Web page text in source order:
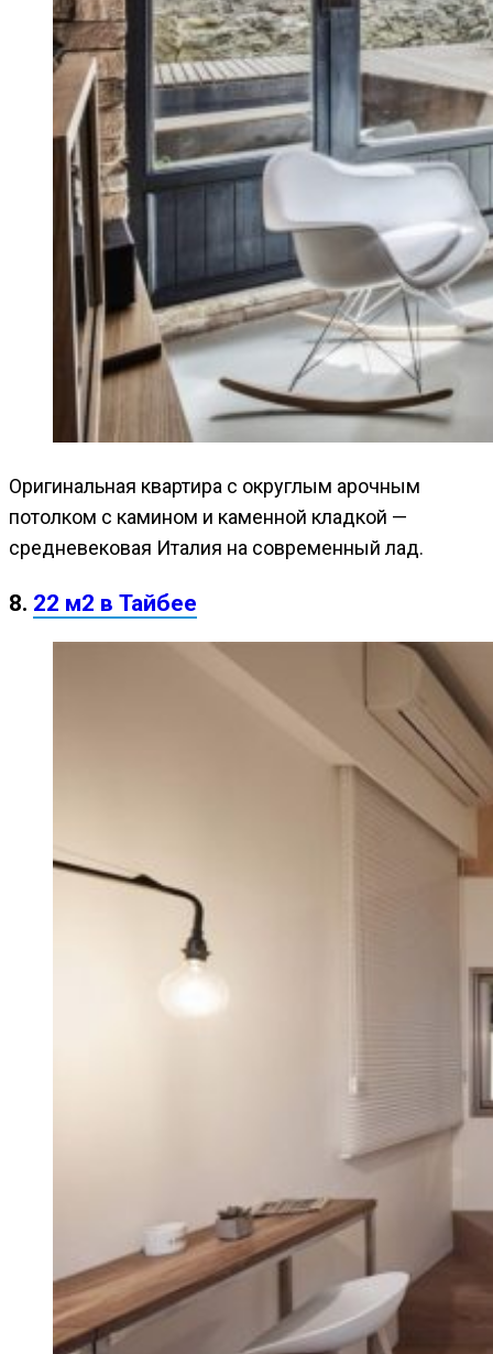
Оригинальная квартира с округлым арочным
потолком с камином и каменной кладкой —
средневековая Италия на современный лад.
8. 22 м2 в Тайбее